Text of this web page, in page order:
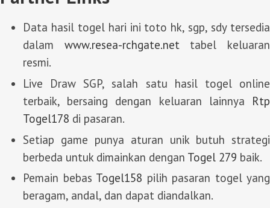
Data hasil togel hari ini toto hk, sgp, sdy tersedia
dalam www.resea-rchgate.nettabel keluaran
resmi.
Live Draw SGP, salah satu hasil togel online
terbaik, bersaing dengan keluaran lainnya Rtp
Togel178 di pasaran.
Setiap game punya aturan unik butuh strategi
berbeda untuk dimainkan dengan Togel 279 baik.
Pemain bebas Togel158 pilih pasaran togel yang
beragam, andal, dan dapat diandalkan.